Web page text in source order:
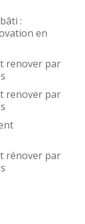
:
en
renover par
renover par
rénover par